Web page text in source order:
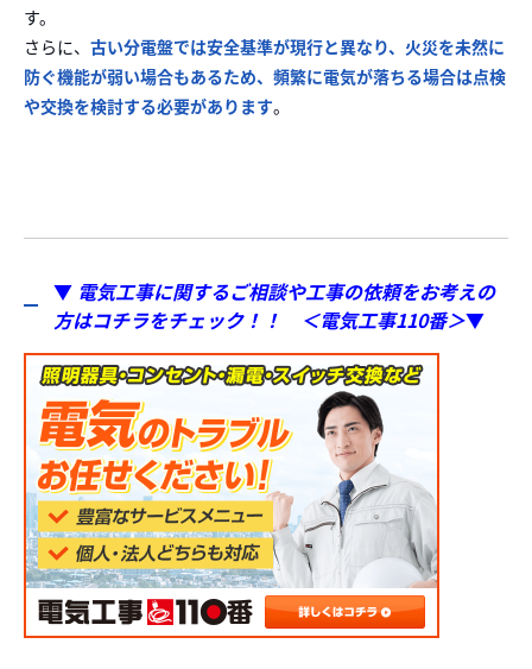
す。
さらに、 古い分電盤では安全基準が現行と異なり、火災を未然に
防ぐ機能が弱い場合もあるため、頻繁に電気が落ちる場合は点検
や交換を検討する必要があります。
▼ 電気工事に関するご相談や工事の依頼をお考えの
方はコチラをチェック！！ ＜電気工事110番＞▼